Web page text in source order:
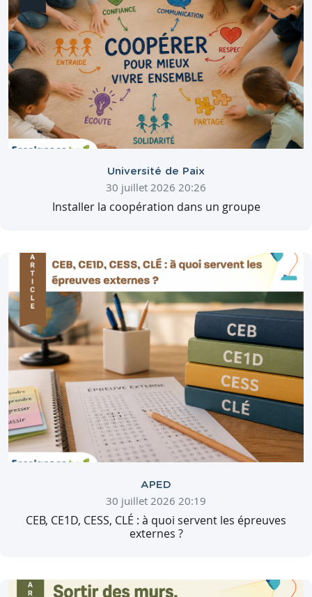
Université de Paix
30 juillet 2026 20:26
Installer la coopération dans un groupe
APED
30 juillet 2026 20:19
CEB, CE1D, CESS, CLÉ : à quoi servent les épreuves
externes ?